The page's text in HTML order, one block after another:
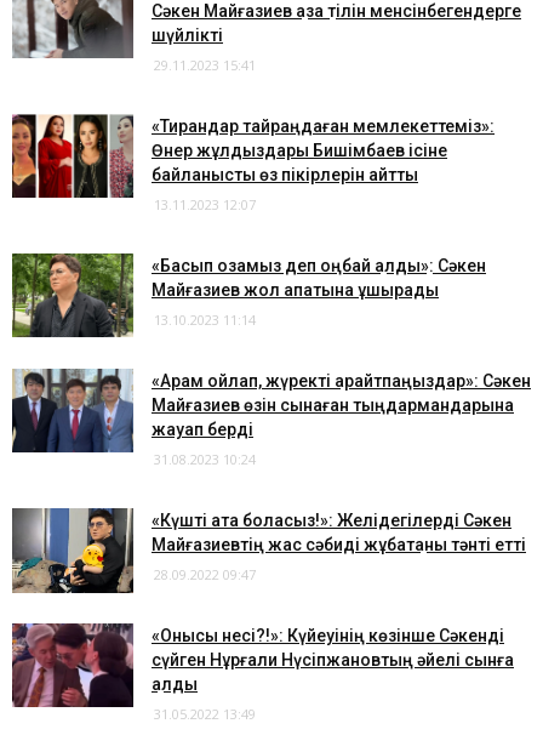
Сәкен Майғазиев қазақ тілін менсінбегендерге
шүйлікті
29.11.2023 15:41
«Тирандар тайраңдаған мемлекеттеміз»:
Өнер жұлдыздары Бишімбаев ісіне
байланысты өз пікірлерін айтты
13.11.2023 12:07
​«Басып озамыз деп оңбай қалдық»: Сәкен
Майғазиев жол апатына ұшырады
13.10.2023 11:14
​«Арам ойлап, жүректі қарайтпаңыздар»: Сәкен
Майғазиев өзін сынаған тыңдармандарына
жауап берді
31.08.2023 10:24
«Күшті ата боласыз!»: Желідегілерді Сәкен
Майғазиевтің жас сәбиді жұбатқаны тәнті етті
28.09.2022 09:47
«Онысы несі?!»: Күйеуінің көзінше Сәкенді
сүйген Нұрғали Нүсіпжановтың әйелі сынға
қалды
31.05.2022 13:49